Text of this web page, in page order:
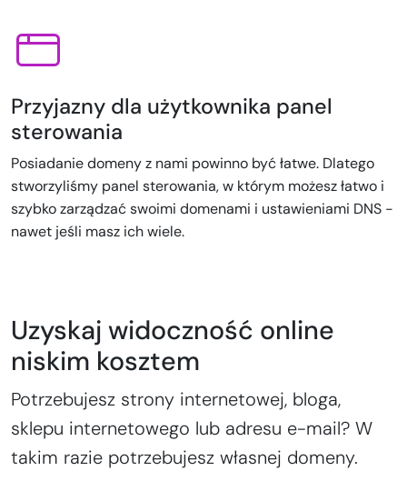
Przyjazny dla użytkownika panel
sterowania
Posiadanie domeny z nami powinno być łatwe. Dlatego
stworzyliśmy panel sterowania, w którym możesz łatwo i
szybko zarządzać swoimi domenami i ustawieniami DNS -
nawet jeśli masz ich wiele.
Uzyskaj widoczność online
niskim kosztem
Potrzebujesz strony internetowej, bloga,
sklepu internetowego lub adresu e-mail? W
takim razie potrzebujesz własnej domeny.